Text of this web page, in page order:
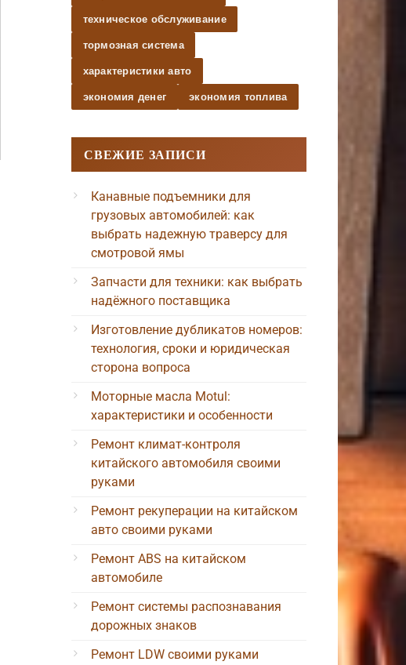
техническое обслуживание
тормозная система
характеристики авто
экономия денег экономия топлива
СВЕЖИЕ ЗАПИСИ
Канавные подъемники для
грузовых автомобилей: как
выбрать надежную траверсу для
смотровой ямы
Запчасти для техники: как выбрать
надёжного поставщика
Изготовление дубликатов номеров:
технология, сроки и юридическая
сторона вопроса
Моторные масла Motul:
характеристики и особенности
Ремонт климат-контроля
китайского автомобиля своими
руками
Ремонт рекуперации на китайском
авто своими руками
Ремонт ABS на китайском
автомобиле
Ремонт системы распознавания
дорожных знаков
Ремонт LDW своими руками